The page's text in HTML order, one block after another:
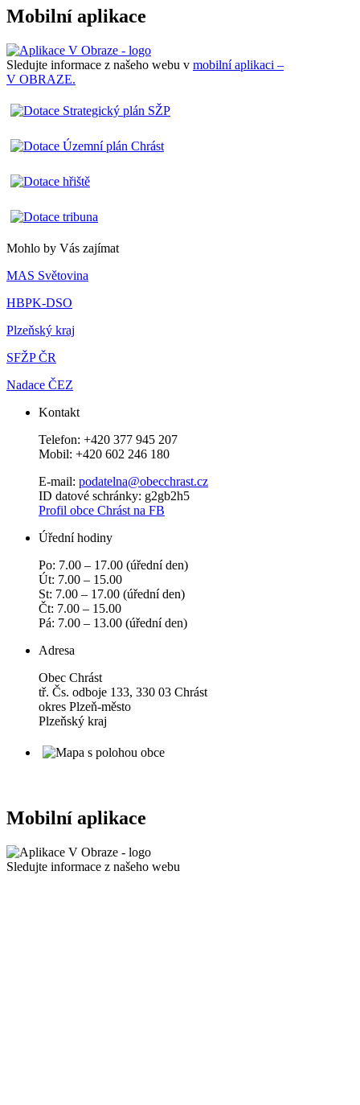
Mobilní aplikace
Sledujte informace z našeho webu v mobilní aplikaci –
V OBRAZE.
Mohlo by Vás zajímat
MAS Světovina
HBPK-DSO
Plzeňský kraj
SFŽP ČR
Nadace ČEZ
Kontakt
Telefon: +420 377 945 207
Mobil: +420 602 246 180
E-mail: podatelna@obecchras­t.cz
ID datové schránky: g2gb2h5
Profil obce Chrást na FB
Úřední hodiny
Po: 7.00 – 17.00 (úřední den)
Út: 7.00 – 15.00
St: 7.00 – 17.00 (úřední den)
Čt: 7.00 – 15.00
Pá: 7.00 – 13.00 (úřední den)
Adresa
Obec Chrást
tř. Čs. odboje 133, 330 03 Chrást
okres Plzeň-město
Plzeňský kraj
Mobilní aplikace
Sledujte informace z našeho webu